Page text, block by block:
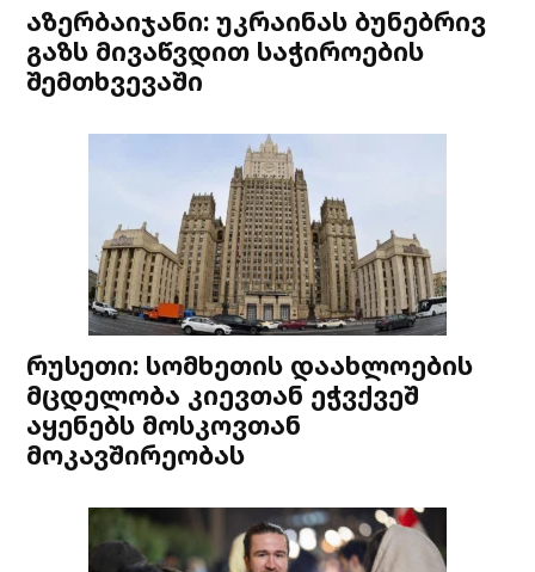
აზერბაიჯანი: უკრაინას ბუნებრივ
გაზს მივაწვდით საჭიროების
შემთხვევაში
რუსეთი: სომხეთის დაახლოების
მცდელობა კიევთან ეჭვქვეშ
აყენებს მოსკოვთან
მოკავშირეობას